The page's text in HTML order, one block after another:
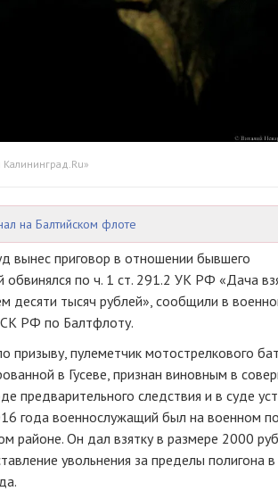
на Балтийском флоте
вынес приговор в отношении бывшего
обвинялся по ч. 1 ст. 291.2 УК РФ «Дача
десяти тысяч рублей», сообщили в
СК РФ по Балтфлоту.
призыву, пулеметчик мотострелкового
в Гусеве, признан виновным в
предварительного следствия и в суде
года военнослужащий был на военном
районе. Он дал взятку в размере 2000
увольнения за пределы полигона